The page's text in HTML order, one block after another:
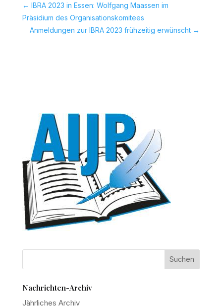
← IBRA 2023 in Essen: Wolfgang Maassen im
Präsidium des Organisationskomitees
Anmeldungen zur IBRA 2023 frühzeitig erwünscht →
Nachrichten-Archiv
Jährliches Archiv